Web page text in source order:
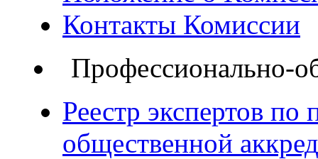
Контакты Комиссии
Профессионально-
Реестр экспертов по
общественной